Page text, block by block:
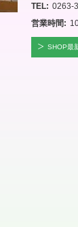
TEL
0263-
営業時間
SHOP最